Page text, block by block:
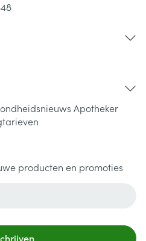
Apotheker
producten en promoties